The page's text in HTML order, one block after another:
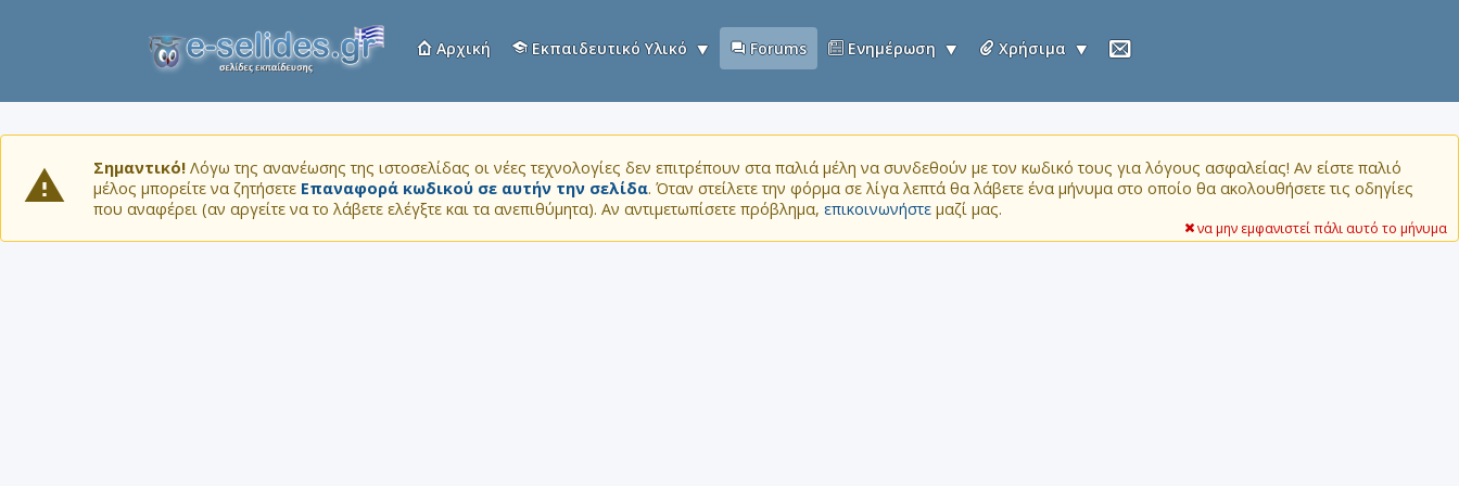
Αρχική Εκπαιδευτικό Υλικό Forums Ενημέρωση Χρήσιμα
Σημαντικό! Λόγω της ανανέωσης της ιστοσελίδας οι νέες τεχνολογίες δεν επιτρέπουν στα παλιά μέλη να συνδεθούν με τον κωδικό τους για λόγους ασφαλείας! Αν είστε παλιό
μέλος μπορείτε να ζητήσετε Επαναφορά κωδικού σε αυτήν την σελίδα. Όταν στείλετε την φόρμα σε λίγα λεπτά θα λάβετε ένα μήνυμα στο οποίο θα ακολουθήσετε τις οδηγίες
που αναφέρει (αν αργείτε να το λάβετε ελέγξτε και τα ανεπιθύμητα). Αν αντιμετωπίσετε πρόβλημα, επικοινωνήστε μαζί μας.
να μην εμφανιστεί πάλι αυτό το μήνυμα